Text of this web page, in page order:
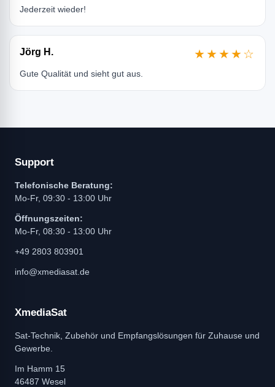
Jederzeit wieder!
Jörg H. ★★★★☆
Gute Qualität und sieht gut aus.
Support
Telefonische Beratung:
Mo-Fr, 09:30 - 13:00 Uhr
Öffnungszeiten:
Mo-Fr, 08:30 - 13:00 Uhr
+49 2803 803901
info@xmediasat.de
XmediaSat
Sat-Technik, Zubehör und Empfangslösungen für Zuhause und
Gewerbe.
Im Hamm 15
46487 Wesel